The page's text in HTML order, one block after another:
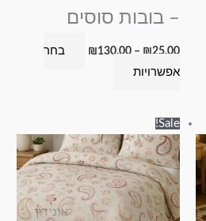
– בובות סוסים
₪25.00
–
₪ 130.00
בחר
אפשרויות
המוצר
Sale!
עד
⁦₪180.00⁩
זה
יש
מספר
סוגים.